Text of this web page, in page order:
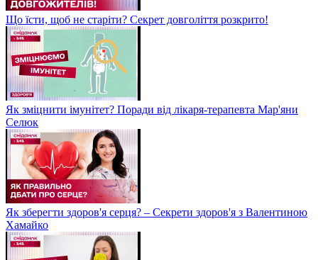
Що їсти, щоб не старіти? Секрет довголіття розкрито!
Як зміцнити імунітет? Поради від лікаря-терапевта Мар'яни
Селюк
Як зберегти здоров'я серця? – Секрети здоров'я з Валентиною
Хамайко